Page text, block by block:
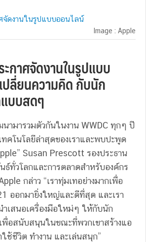
Image : Apple
กาศจัดงานในรูปแบบ
ปลี่ยนความคิด กับนัก
บบสดๆ
ามารวมตัวกันในงาน WWDC ทุกๆ ปี
ทคโนโลยีล่าสุดของเราและพบปะพูด
Susan Prescott รองประธาน
ทั่วโลกและการตลาดสำหรับองค์กร
กล่าว “เราทุ่มเทอย่างมากเพื่อ
ออกมายิ่งใหญ่และดีที่สุด และเรา
ำเสนอเครื่องมือใหม่ๆ ให้กับนัก
อสนับสนุนในขณะที่พวกเขาสร้างแอ
ช้ชีวิต ทำงาน และเล่นสนุก”